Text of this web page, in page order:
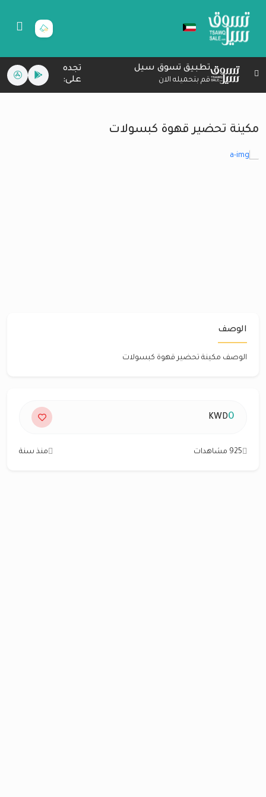
تطبيق تسوق سيل
قم بتحميله الان
تجده
على:
مكينة تحضير قهوة كبسولات
الوصف
الوصف مكينة تحضير قهوة كبسولات
0
KWD
925 مشاهدات منذ سنة